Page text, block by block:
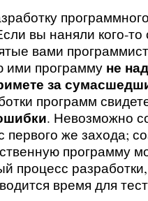
вы наняли кого-то
вами
ими программу не
за
программ
. Невозможно
первого же захода;
программу
процесс
время для